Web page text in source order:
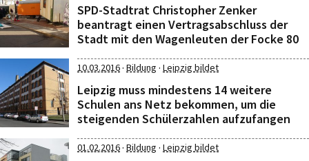
SPD-Stadtrat Christopher Zenker
beantragt einen Vertragsabschluss der
Stadt mit den Wagenleuten der Focke 80
10.03.2016· Bildung · Leipzig bildet
Leipzig muss mindestens 14 weitere
Schulen ans Netz bekommen, um die
steigenden Schülerzahlen aufzufangen
01.02.2016· Bildung · Leipzig bildet